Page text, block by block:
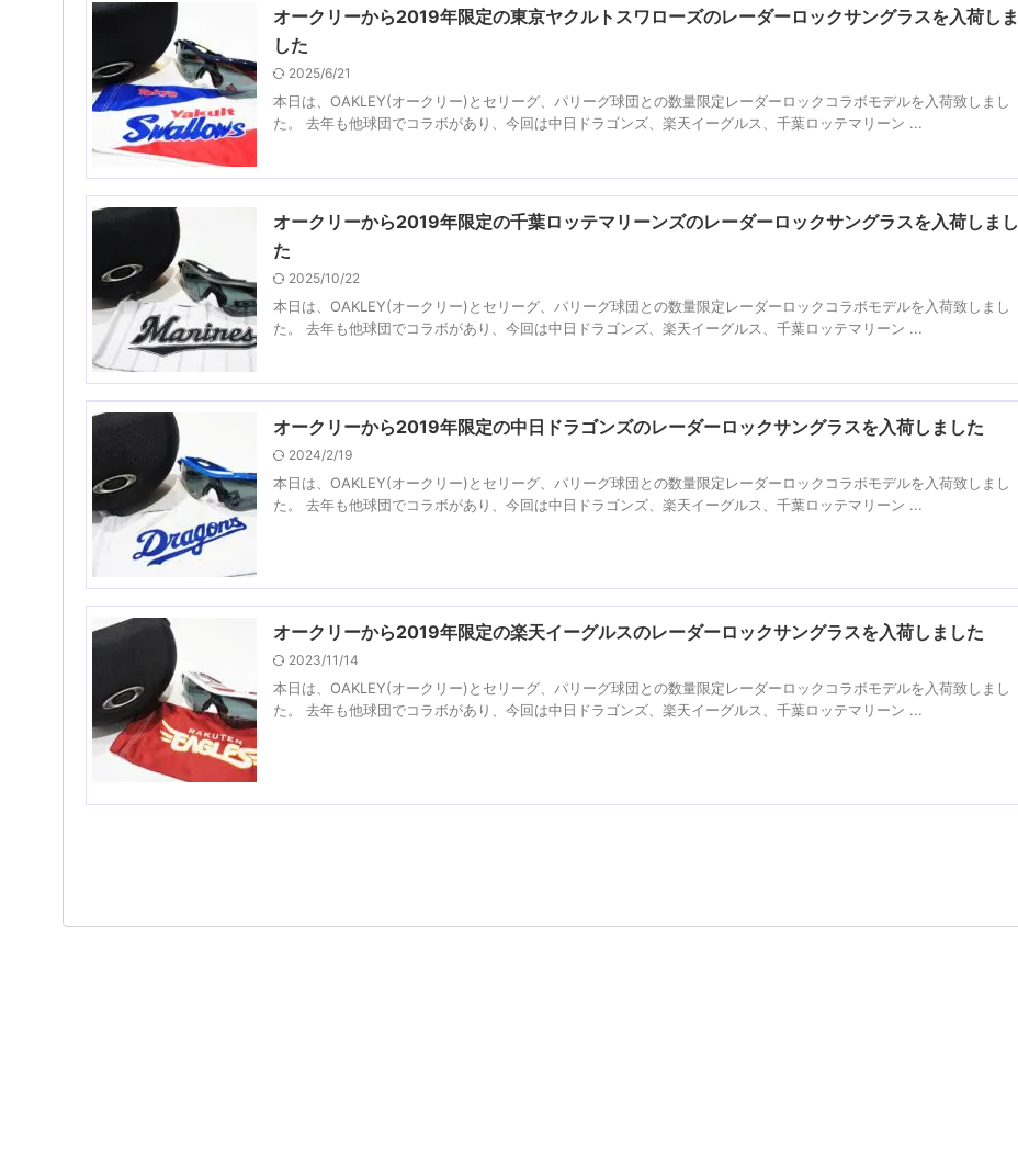
オークリーから2019年限定の東京ヤクルトスワローズのレーダーロックサングラスを入荷しま
した
2025/6/21
本日は、OAKLEY(オークリー)とセリーグ、パリーグ球団との数量限定レーダーロックコラボモデルを入荷致しまし
た。 去年も他球団でコラボがあり、今回は中日ドラゴンズ、楽天イーグルス、千葉ロッテマリーン ...
オークリーから2019年限定の千葉ロッテマリーンズのレーダーロックサングラスを入荷しまし
た
2025/10/22
本日は、OAKLEY(オークリー)とセリーグ、パリーグ球団との数量限定レーダーロックコラボモデルを入荷致しまし
た。 去年も他球団でコラボがあり、今回は中日ドラゴンズ、楽天イーグルス、千葉ロッテマリーン ...
オークリーから2019年限定の中日ドラゴンズのレーダーロックサングラスを入荷しました
2024/2/19
本日は、OAKLEY(オークリー)とセリーグ、パリーグ球団との数量限定レーダーロックコラボモデルを入荷致しまし
た。 去年も他球団でコラボがあり、今回は中日ドラゴンズ、楽天イーグルス、千葉ロッテマリーン ...
オークリーから2019年限定の楽天イーグルスのレーダーロックサングラスを入荷しました
2023/11/14
本日は、OAKLEY(オークリー)とセリーグ、パリーグ球団との数量限定レーダーロックコラボモデルを入荷致しまし
た。 去年も他球団でコラボがあり、今回は中日ドラゴンズ、楽天イーグルス、千葉ロッテマリーン ...